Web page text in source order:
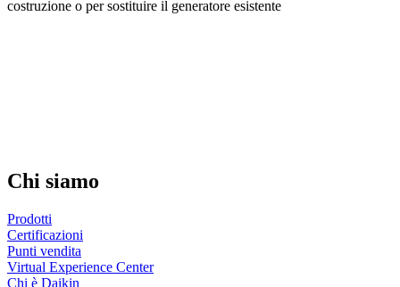
costruzione o per sostituire il generatore esistente
Chi siamo
Prodotti
Certificazioni
Punti vendita
Virtual Experience Center
Chi è Daikin